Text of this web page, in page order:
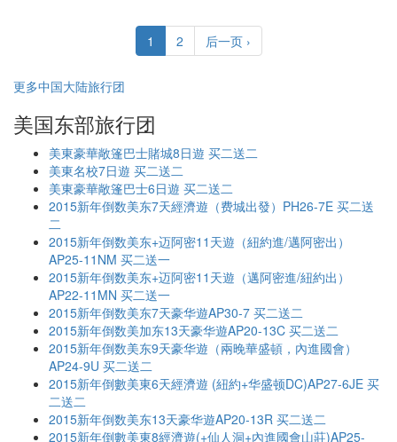
1 2 后一页 ›
更多中国大陆旅行团
美国东部旅行团
美東豪華敞篷巴士賭城8日遊 买二送二
美東名校7日遊 买二送二
美東豪華敞篷巴士6日遊 买二送二
2015新年倒数美东7天經濟遊（费城出發）PH26-7E 买二送
二
2015新年倒数美东+迈阿密11天遊（紐約進/邁阿密出）
AP25-11NM 买二送一
2015新年倒数美东+迈阿密11天遊（邁阿密進/紐約出）
AP22-11MN 买二送一
2015新年倒数美东7天豪华遊AP30-7 买二送二
2015新年倒数美加东13天豪华遊AP20-13C 买二送二
2015新年倒数美东9天豪华遊（兩晚華盛頓，內進國會）
AP24-9U 买二送二
2015新年倒數美東6天經濟遊 (紐約+华盛顿DC)AP27-6JE 买
二送二
2015新年倒数美东13天豪华遊AP20-13R 买二送二
2015新年倒數美東8經濟遊(+仙人洞+內進國會山莊)AP25-